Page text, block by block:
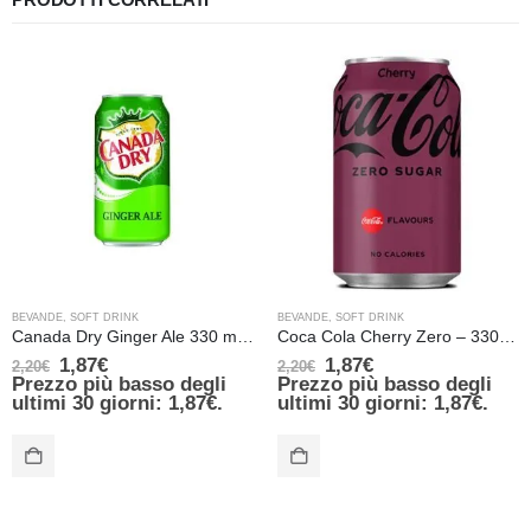
BEVANDE SOFT DRINK
2,20€ 1,87€
Prezzo più basso degli
ultimi 30 giorni: 1,87€.
BEVANDE SOFT DRINK
2,20€ 1,87€
Prezzo più basso degli
ultimi 30 giorni: 1,87€.